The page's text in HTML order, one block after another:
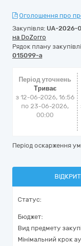
Оголошення про
Закупівля: UA-2026-
на DoZorro
Рядок плану
015099-a
Період уточнень
Триває
з 12-06-2026, 16:56
по 23-06-2026,
00:00
Період оскарження
Статус:
Бюджет:
Вид предмету
Мінімальний крок